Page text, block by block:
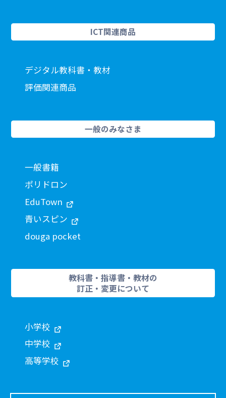
ICT関連商品
デジタル教科書・教材
評価関連商品
一般のみなさま
一般書籍
ポリドロン
EduTown
青いスピン
douga pocket
教科書・指導書・教材の
訂正・変更について
小学校
中学校
高等学校